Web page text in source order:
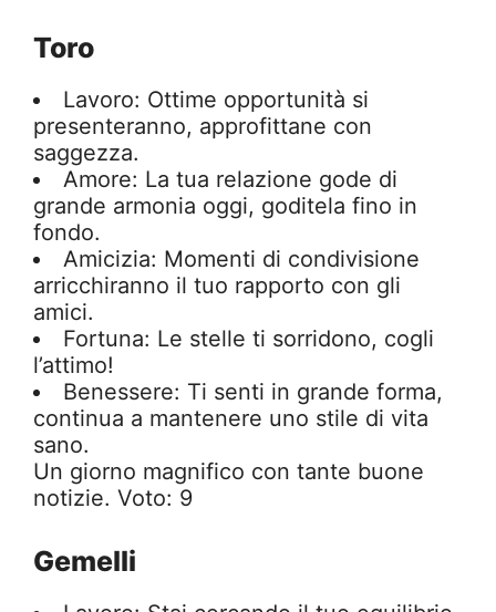
Toro
Lavoro: Ottime opportunità si
presenteranno, approfittane con
saggezza.
Amore: La tua relazione gode di
grande armonia oggi, goditela fino in
fondo.
Amicizia: Momenti di condivisione
arricchiranno il tuo rapporto con gli
amici.
Fortuna: Le stelle ti sorridono, cogli
l’attimo!
Benessere: Ti senti in grande forma,
continua a mantenere uno stile di vita
sano.
Un giorno magnifico con tante buone
notizie. Voto: 9
Gemelli